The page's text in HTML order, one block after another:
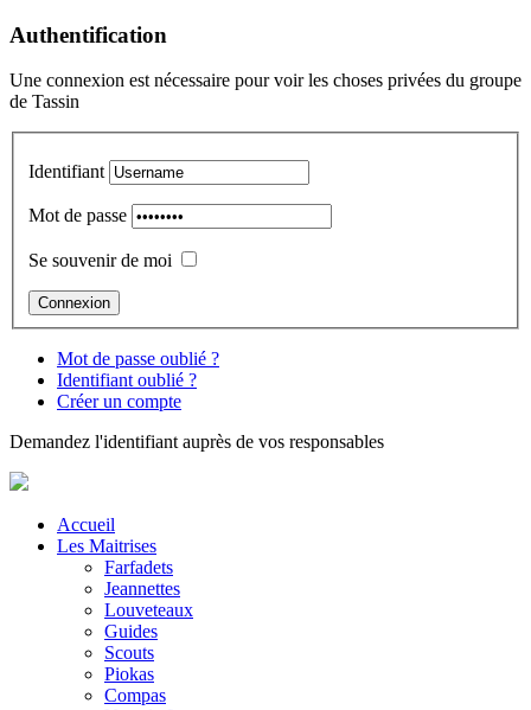
Authentification
Une connexion est nécessaire pour voir les choses privées du groupe
de Tassin
Identifiant
Mot de passe
Se souvenir de moi
Mot de passe oublié ?
Identifiant oublié ?
Créer un compte
Demandez l'identifiant auprès de vos responsables
Accueil
Les Maitrises
Farfadets
Jeannettes
Louveteaux
Guides
Scouts
Piokas
Compas